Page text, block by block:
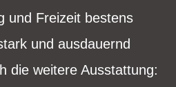
und Freizeit bestens
und ausdauernd
die weitere Ausstattung: